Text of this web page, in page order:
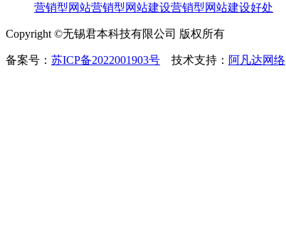
营销型网站营销型网站建设营销型网站建设好处
Copyright ©无锡君本科技有限公司 版权所有
备案号： 苏ICP备2022001903号 技术支持： 阿凡达网络